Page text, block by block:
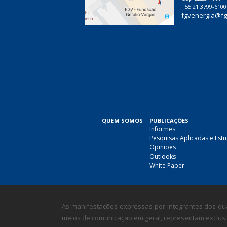
+55 21 3799-6100
QUEM SOMOS PUBLICAÇÕES
Informes
Pesquisas Aplicadas e
Opiniões
Outlooks
White Paper
As manifestações expressas por integrantes dos
meios de comunicação em geral, representam